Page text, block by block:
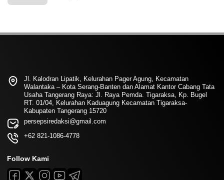
Jl. Kalodran Lipatik, Kelurahan Pager Agung, Kecamatan
Walantaka – Kota Serang-Banten dan Alamat Kantor Cabang Tata
Usaha Tangerang Raya: Jl. Raya Pemda. Tigaraksa, Kp. Bugel
RT. 01/04, Kelurahan Kaduagung Kecamatan Tigaraksa-
Kabupaten Tangerang 15720
persepsiredaksi@gmail.com
+62 821-1086-4778
Follow Kami